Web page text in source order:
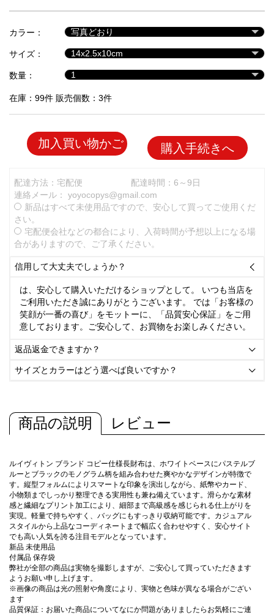
セ
ル
品
カラー：
サイズ：
数量：
在庫：99件 販売個数：3件
加入買い物かご 購入手続きへ
配達方法：宅配便
配達時間：6～9日
連絡メール： yoyocopys@gmail.com
新品はすべて未使用品ですので、安心して買ってご使用くだ
さい。
宅配便会社などの都合により、入荷時間が予想以上になる場
合がありますので、ご了承ください。
信用して大丈夫でしょうか？ 
は、安心して購入いただけるショップとして。 いつも当店を
ご利用いただき誠にありがとうございます。 では「お客様の
笑顔が一番の喜び」をモットーに、「品質安心保証」をご用
意しております。ご安心して、お買物をお楽しみください。
返品返金できますか？ 
サイズとカラーはどう選べば良いですか？ 
商品の説明 レビュー
ルイヴィトン ブランド コピー仕様長財布は、ホワイトベースにパステルブ
ルーとブラックのモノグラム柄を組み合わせた爽やかなデザインが特徴で
す。縦型フォルムによりスマートな印象を演出しながら、紙幣やカード、
小物類までしっかり整理できる実用性も兼ね備えています。滑らかな素材
感と繊細なプリント加工により、細部まで高級感を感じられる仕上がりを
実現。軽量で持ちやすく、バッグにもすっきり収納可能です。カジュアル
スタイルから上品なコーディネートまで幅広く合わせやすく、安心サイト
でも高い人気を誇る注目モデルとなっています。
新品 未使用品
付属品 保存袋
弊社が全部の商品は実物を撮影しますが、ご安心して買っていただきます
ようお願い申し上げます。
※画像の商品は光の照射や角度により、実物と色味が異なる場合がござい
ます
品質保証：お届いた商品についてなにか問題がありましたらお気軽にご連